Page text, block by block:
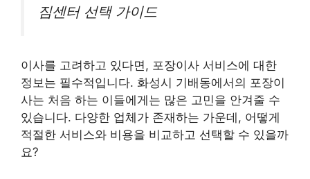
짐센터 선택 가이드
이사를 고려하고 있다면, 포장이사 서비스에 대한
정보는 필수적입니다. 화성시 기배동에서의 포장이
사는 처음 하는 이들에게는 많은 고민을 안겨줄 수
있습니다. 다양한 업체가 존재하는 가운데, 어떻게
적절한 서비스와 비용을 비교하고 선택할 수 있을까
요?